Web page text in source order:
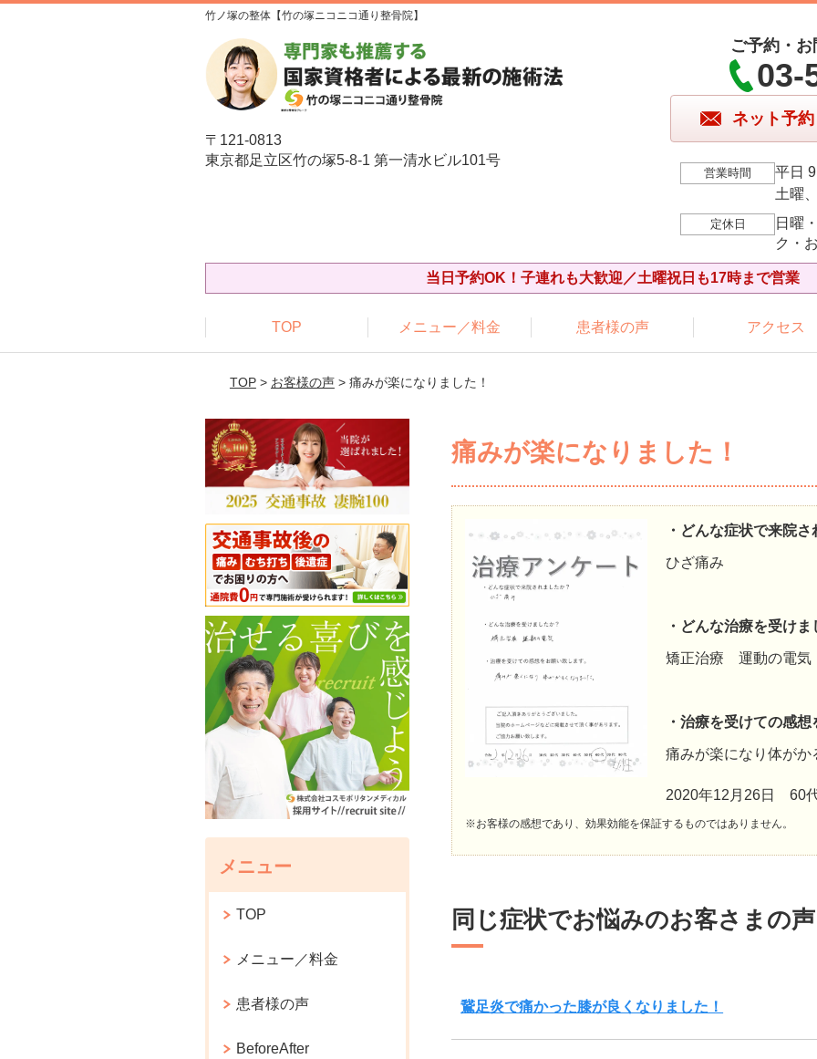
竹ノ塚の整体【竹の塚ニコニコ通り整骨院】
〒121-0813
東京都足立区竹の塚5-8-1 第一清水ビル101号
ご予約・
03-
ネット予約
営業時間
平日
土曜
定休日
日曜
ク・
当日予約OK！子連れも大歓迎／土曜祝日も17時まで営業
TOP メニュー／料金 患者様の声 アクセス
TOP> お客様の声> 痛みが楽になりました！
痛みが楽になりました！
・どんな症状で来院
ひざ痛み
・どんな治療を受けま
矯正治療 運動の電気
・治療を受けての感
痛みが楽になり体がか
2020年12月26日 60
※お客様の感想であり、効果効能を保証するものではありません。
同じ症状でお悩みのお客さまの声
鵞足炎で痛かった膝が良くなりました！
メニュー
TOP
メニュー／料金
患者様の声
BeforeAfter